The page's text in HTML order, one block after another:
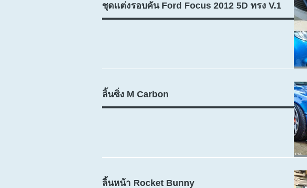
ชุดแต่งรอบคัน Ford Focus 2012 5D ทรง V.1
ลิ้นซิ่ง M Carbon
ลิ้นหน้า Rocket Bunny